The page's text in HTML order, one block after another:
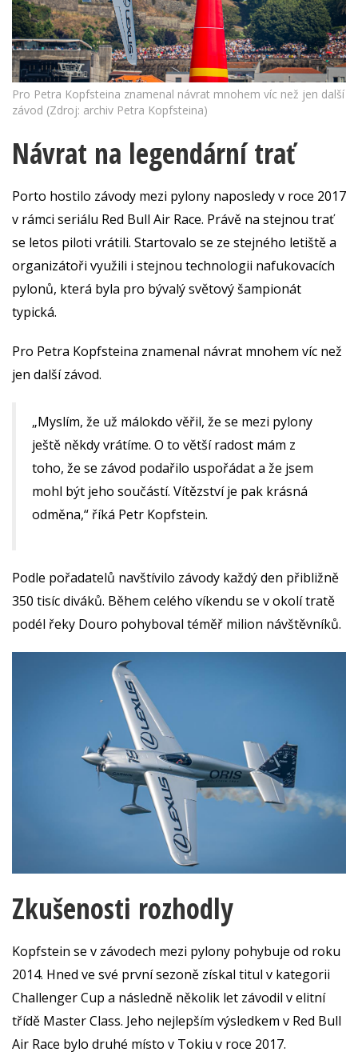
Pro Petra Kopfsteina znamenal návrat mnohem víc než jen další
závod (Zdroj: archiv Petra Kopfsteina)
Návrat na legendární trať
Porto hostilo závody mezi pylony naposledy v roce 2017
v rámci seriálu Red Bull Air Race. Právě na stejnou trať
se letos piloti vrátili. Startovalo se ze stejného letiště a
organizátoři využili i stejnou technologii nafukovacích
pylonů, která byla pro bývalý světový šampionát
typická.
Pro Petra Kopfsteina znamenal návrat mnohem víc než
jen další závod.
„Myslím, že už málokdo věřil, že se mezi pylony
ještě někdy vrátíme. O to větší radost mám z
toho, že se závod podařilo uspořádat a že jsem
mohl být jeho součástí. Vítězství je pak krásná
odměna,“ říká Petr Kopfstein.
Podle pořadatelů navštívilo závody každý den přibližně
350 tisíc diváků. Během celého víkendu se v okolí tratě
podél řeky Douro pohyboval téměř milion návštěvníků.
Zkušenosti rozhodly
Kopfstein se v závodech mezi pylony pohybuje od roku
2014. Hned ve své první sezoně získal titul v kategorii
Challenger Cup a následně několik let závodil v elitní
třídě Master Class. Jeho nejlepším výsledkem v Red Bull
Air Race bylo druhé místo v Tokiu v roce 2017.